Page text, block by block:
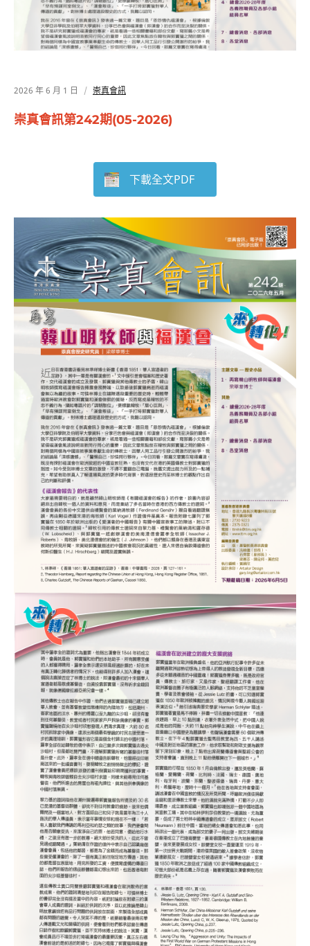
2026 年 6 月 1 日 崇真會訊
崇真會訊第242期(05-2026)
下載全文PDF